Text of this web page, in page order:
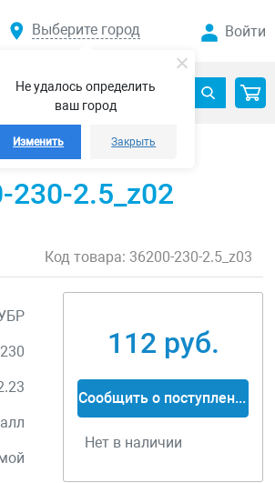
Не удалось определить
ваш город
Изменить Закрыть
Выберите город Войти
230-2.5_z02
Код товара: 36200-230-2.5_z03
230 112 руб.
Сообщить о поступлении
Нет в наличии